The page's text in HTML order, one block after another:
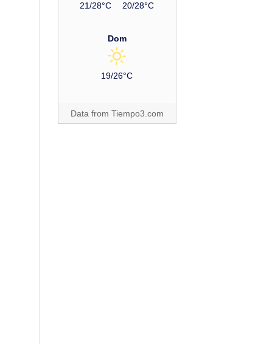
21/28°C 20/28°C
Dom
19/26°C
Data from Tiempo3.com